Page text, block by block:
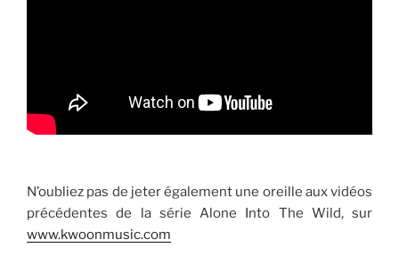
N’oubliez pas de jeter également une oreille aux vidéos
précédentes de la série Alone Into The Wild, sur
www.kwoonmusic.com